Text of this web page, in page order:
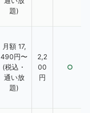
題)
月額 17,
490円〜
(税込・
通い放
題)
2,2
00
円
○